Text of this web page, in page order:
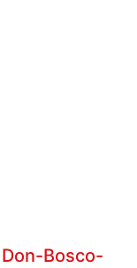
Bosco-